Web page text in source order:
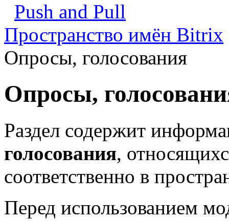
Push and Pull
Пространство имён Bitrix
Опросы, голосования
Опросы,
Раздел содержит
голосования,
соответственно в
Перед использованием